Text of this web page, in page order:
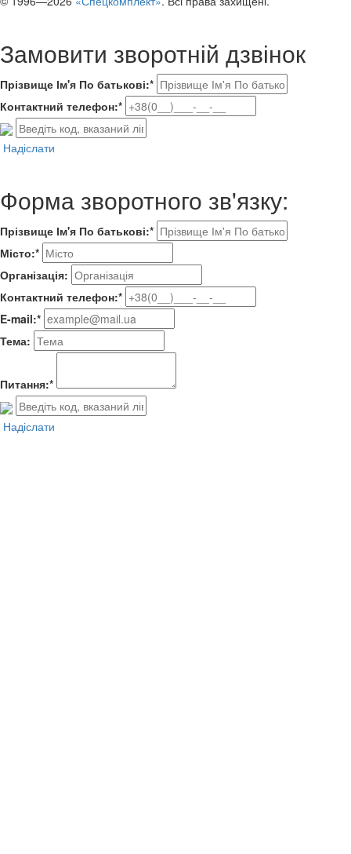
Замовити зворотній дзвінок
Прізвище Ім'я По батькові:*
Контактний телефон:*
Надіслати
Форма зворотного зв'язку:
Прізвище Ім'я По батькові:*
Місто:*
Організація:
Контактний телефон:*
E-mail:*
Тема:
Питання:*
Надіслати